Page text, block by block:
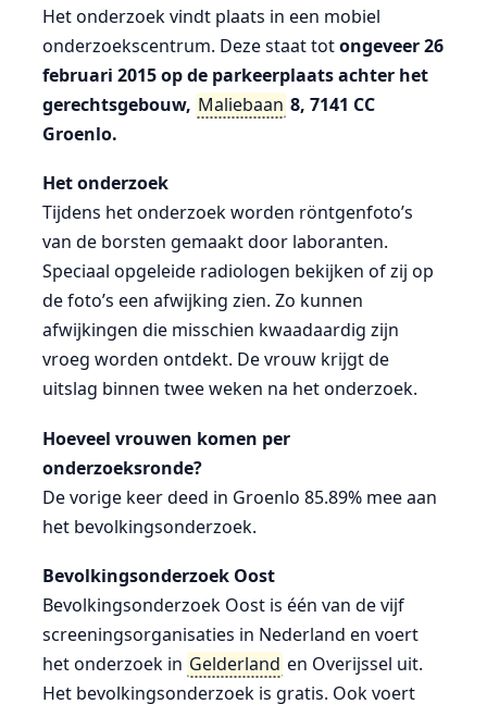
Het onderzoek vindt plaats in een mobiel
onderzoekscentrum. Deze staat totongeveer 26
februari 2015 op de parkeerplaats achter het
gerechtsgebouw, Maliebaan 8, 7141 CC
Groenlo.
Het onderzoek
Tijdens het onderzoek worden röntgenfoto’s
van de borsten gemaakt door laboranten.
Speciaal opgeleide radiologen bekijken of zij op
de foto’s een afwijking zien. Zo kunnen
afwijkingen die misschien kwaadaardig zijn
vroeg worden ontdekt. De vrouw krijgt de
uitslag binnen twee weken na het onderzoek.
Hoeveel vrouwen komen per
onderzoeksronde?
De vorige keer deed in Groenlo 85.89% mee aan
het bevolkingsonderzoek.
Bevolkingsonderzoek Oost
Bevolkingsonderzoek Oost is één van de vijf
screeningsorganisaties in Nederland en voert
het onderzoek in Gelderland en Overijssel uit.
Het bevolkingsonderzoek is gratis. Ook voert